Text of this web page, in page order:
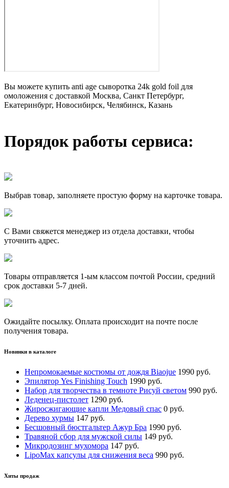
Вы можете купить anti age сыворотка 24k gold foil для
омоложения с доставкой Москва, Санкт Петербург,
Екатеринбург, Новосибирск, Челябинск, Казань
Порядок работы сервиса:
Выбрав товар, заполняете простую форму на карточке товара.
С Вами свяжется менеджер из отдела доставки, чтобы
уточнить адрес.
Товары отправляется 1-ым классом почтой России, средний
срок доставки 5-7 дней.
Ожидайте посылку. Оплата происходит на почте после
получения товара.
Новинки в каталоге
Непромокаемые костюмы от дождя Biaojue 1990 руб.
Эпилятор Yes Finishing Touch 1990 руб.
Набор для творчества в темноте Рисуй светом 990 руб.
Леденец-пистолет 1290 руб.
Жиросжигающие капли Медовый спас 0 руб.
Дерево хурмы 147 руб.
Бесшовный бюстгальтер Ажур Бра 1990 руб.
Травяной сбор для мужской силы 149 руб.
Микродозинг мухомора 147 руб.
LipoМax капсулы для снижения веса 990 руб.
Хиты продаж